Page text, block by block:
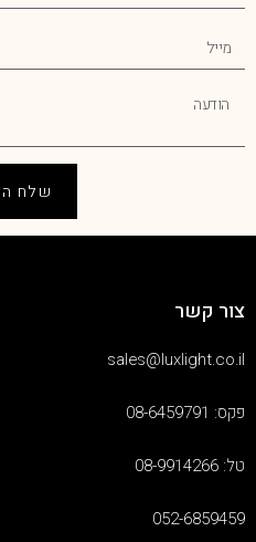
שלח
צור קשר
sales@luxlight.co.il
פקס: 08-6459791
טל: 08-9914266
052-6859459